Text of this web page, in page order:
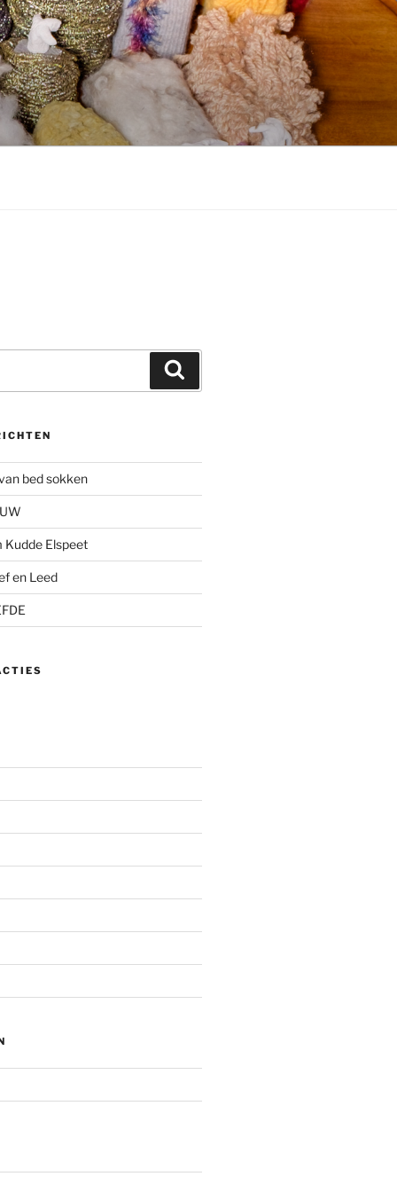
bed sokken
Kudde Elspeet
en Leed